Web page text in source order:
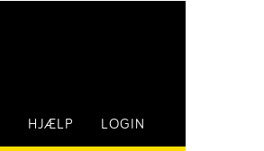
HJÆLP LOGIN